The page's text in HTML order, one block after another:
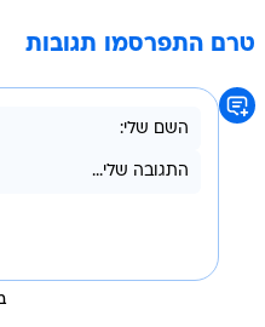
טרם התפרסמו תגובות